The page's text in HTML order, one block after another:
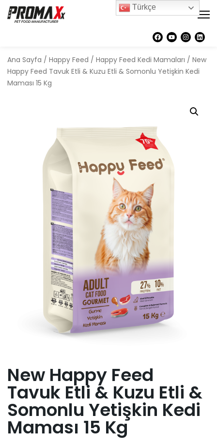
Ana Sayfa / Happy Feed / Happy Feed Kedi Mamaları / New
Happy Feed Tavuk Etli & Kuzu Etli & Somonlu Yetişkin Kedi
Maması 15 Kg
New Happy Feed
Tavuk Etli & Kuzu Etli &
Somonlu Yetişkin Kedi
Maması 15 Kg
Türkçe